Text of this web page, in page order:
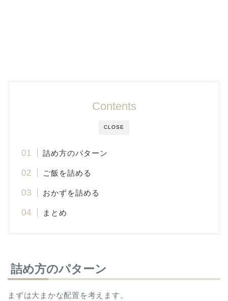
CLOSE
Contents
詰め方のパターン
ご飯を詰める
おかずを詰める
まとめ
詰め方のパターン
まずは大まかな配置を考えます。